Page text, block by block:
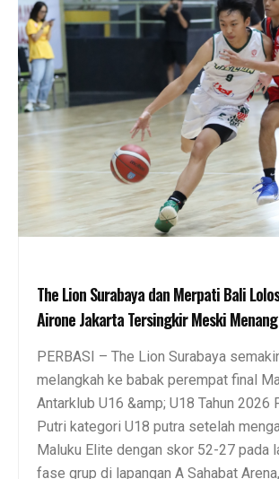
The Lion Surabaya dan Merpati Bali
Airone Jakarta Tersingkir Meski Menang
PERBASI – The Lion Surabaya
melangkah ke babak perempat final
Antarklub U16 &amp; U18 Tahun 2026
Putri kategori U18 putra setelah
Maluku Elite dengan skor 52-27 pada
fase grup di lapangan A Sahabat